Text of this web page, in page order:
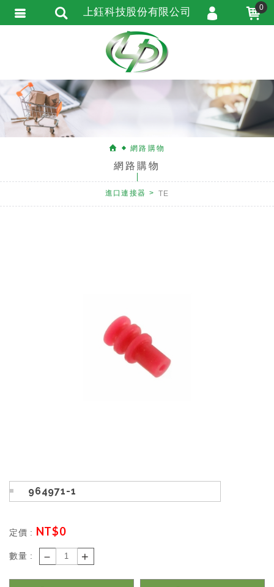
網路購物
網路購物
進口連接器 TE
964971-1
定價 : NT$0
數量 : － +
上鈺科技股份有限公司 0
會員登入
會員註冊
忘記密碼